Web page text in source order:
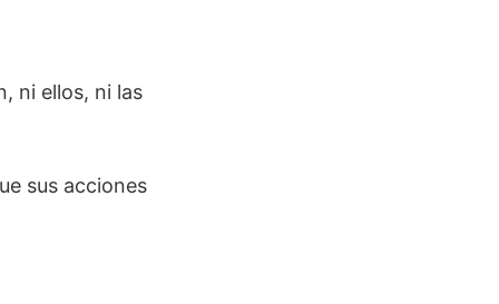
ni ellos, ni las
sus acciones